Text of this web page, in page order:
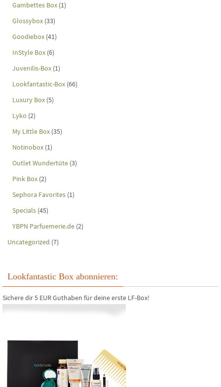
Gambettes Box (1)
Glossybox (33)
Goodiebox (41)
InStyle Box (6)
Juvenilis-Box (1)
Lookfantastic-Box (66)
Luxury Box (5)
Lyko (2)
My Little Box (35)
Notinobox (1)
Outlet Wundertüte (3)
Pink Box (2)
Sephora Favorites (1)
Specials (45)
YBPN Parfuemerie.de (2)
Uncategorized (7)
Lookfantastic Box abonnieren:
Sichere dir 5 EUR Guthaben für deine erste LF-Box!